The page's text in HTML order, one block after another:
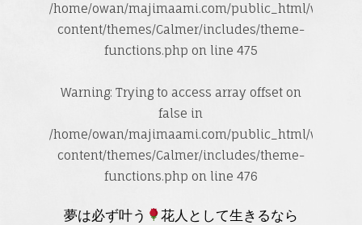
/home/owan/majimaami.com/public_html/wp-
content/themes/Calmer/includes/theme-
functions.php on line 475
Warning: Trying to access array offset on
false in
/home/owan/majimaami.com/public_html/wp-
content/themes/Calmer/includes/theme-
functions.php on line 476
夢は必ず叶う 花人として生きるなら